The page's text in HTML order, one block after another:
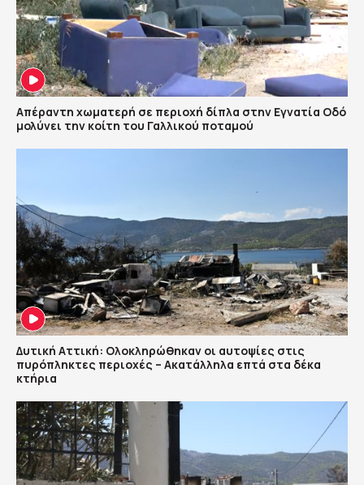
Απέραντη χωματερή σε περιοχή δίπλα στην Εγνατία Οδό
μολύνει την κοίτη του Γαλλικού ποταμού
Δυτική Αττική: Ολοκληρώθηκαν οι αυτοψίες στις
πυρόπληκτες περιοχές – Ακατάλληλα επτά στα δέκα
κτήρια